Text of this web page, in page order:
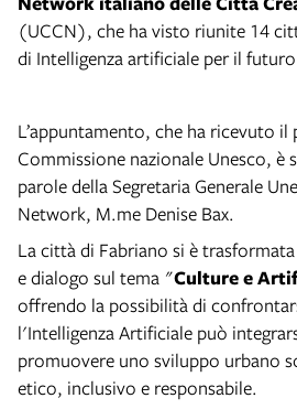
(UCCN), che ha visto riunite 14
di Intelligenza artificiale per il
L’appuntamento, che ha ricevuto
Commissione nazionale Unesco, è
parole della Segretaria Generale
Network, M.me Denise Bax.
La città di Fabriano si è
e dialogo sul tema "Culture e
offrendo la possibilità di
l'Intelligenza Artificiale può
promuovere uno sviluppo urbano
etico, inclusivo e responsabile.